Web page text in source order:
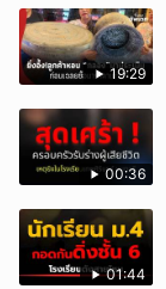
19:29
00:36
01:44